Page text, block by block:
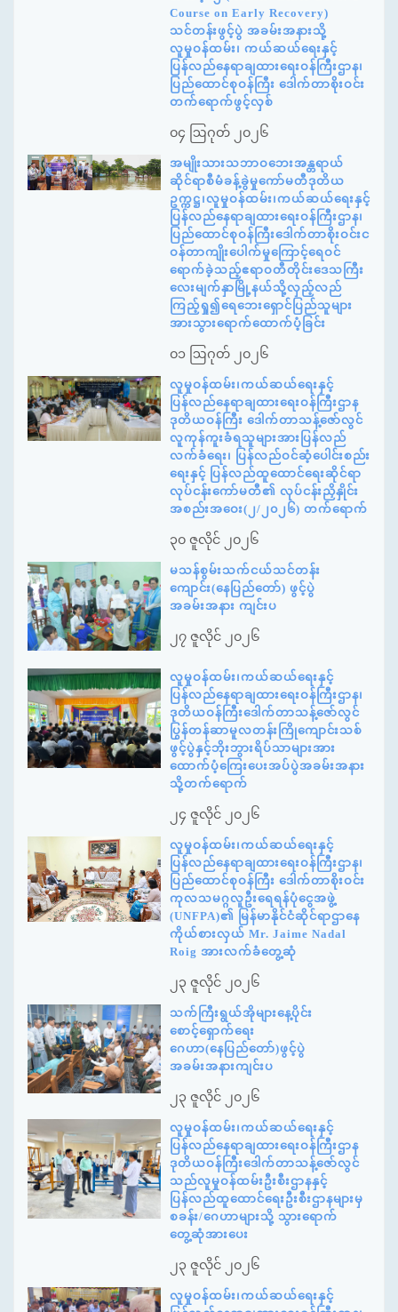
Course on Early Recovery)
သင်တန်းဖွင့်ပွဲ အခမ်းအနားသို့
လူမှုဝန်ထမ်း၊ ကယ်ဆယ်ရေးနှင့်
ပြန်လည်နေရာချထားရေးဝန်ကြီးဌာန၊
ပြည်ထောင်စုဝန်ကြီး ဒေါက်တာစိုးဝင်း
တက်ရောက်ဖွင့်လှစ်
၀၄ ဩဂုတ် ၂၀၂၆
အမျိုးသားသဘာဝဘေးအန္တရာယ်
ဆိုင်ရာစီမံခန့်ခွဲမှုကော်မတီဒုတိယ
ဥက္ကဋ္ဌ၊လူမှုဝန်ထမ်း၊ကယ်ဆယ်ရေးနှင့်
ပြန်လည်နေရာချထားရေးဝန်ကြီးဌာန၊
ပြည်ထောင်စုဝန်ကြီးဒေါက်တာစိုးဝင်းင
ဝန်တာကျိုးပေါက်မှုကြောင့်ရေဝင်
ရောက်ခဲ့သည့်ဧရာဝတီတိုင်းဒေသကြီး
လေးမျက်နှာမြို့နယ်သို့လှည့်လည်
ကြည့်ရှု၍ရေဘေးရှောင်ပြည်သူများ
အားသွားရောက်ထောက်ပံ့ခြင်း
၀၁ ဩဂုတ် ၂၀၂၆
လူမှုဝန်ထမ်း၊ကယ်ဆယ်ရေးနှင့်
ပြန်လည်နေရာချထားရေးဝန်ကြီးဌာန
ဒုတိယဝန်ကြီး ဒေါက်တာသန့်ဇော်လွင်
လူကုန်ကူးခံရသူများအားပြန်လည်
လက်ခံရေး၊ ပြန်လည်ဝင်ဆံ့ပေါင်းစည်း
ရေးနှင့် ပြန်လည်ထူထောင်ရေးဆိုင်ရာ
လုပ်ငန်းကော်မတီ၏ လုပ်ငန်းညှိနှိုင်း
အစည်းအဝေး(၂/၂၀၂၆) တက်ရောက်
၃၀ ဇူလိုင် ၂၀၂၆
မသန်စွမ်းသက်ငယ်သင်တန်း
ကျောင်း(နေပြည်တော်) ဖွင့်ပွဲ
အခမ်းအနား ကျင်းပ
၂၇ ဇူလိုင် ၂၀၂၆
လူမှုဝန်ထမ်း၊ကယ်ဆယ်ရေးနှင့်
ပြန်လည်နေရာချထားရေးဝန်ကြီးဌာန၊
ဒုတိယဝန်ကြီးဒေါက်တာသန့်ဇော်လွင်
ပြွန်တန်ဆာမူလတန်းကြိုကျောင်းသစ်
ဖွင့်ပွဲနှင့်ဘိုးဘွားရိပ်သာများအား
ထောက်ပံ့ကြေးပေးအပ်ပွဲအခမ်းအနား
သို့တက်ရောက်
၂၄ ဇူလိုင် ၂၀၂၆
လူမှုဝန်ထမ်း၊ကယ်ဆယ်ရေးနှင့်
ပြန်လည်နေရာချထားရေးဝန်ကြီးဌာန၊
ပြည်ထောင်စုဝန်ကြီး ဒေါက်တာစိုးဝင်း
ကုလသမဂ္ဂလူဦးရေရန်ပုံငွေအဖွဲ့
(UNFPA)၏ မြန်မာနိုင်ငံဆိုင်ရာဌာနေ
ကိုယ်စားလှယ် Mr. Jaime Nadal
Roig အားလက်ခံတွေ့ဆုံ
၂၃ ဇူလိုင် ၂၀၂၆
သက်ကြီးရွယ်အိုများနေ့ပိုင်း
စောင့်ရှောက်ရေး
ဂေဟာ(နေပြည်တော်)ဖွင့်ပွဲ
အခမ်းအနားကျင်းပ
၂၃ ဇူလိုင် ၂၀၂၆
လူမှုဝန်ထမ်း၊ကယ်ဆယ်ရေးနှင့်
ပြန်လည်နေရာချထားရေးဝန်ကြီးဌာန
ဒုတိယဝန်ကြီးဒေါက်တာသန့်ဇော်လွင်
သည်လူမှုဝန်ထမ်းဦးစီးဌာနနှင့်
ပြန်လည်ထူထောင်ရေးဦးစီးဌာနများမှ
စခန်း/ဂေဟာများသို့ သွားရောက်
တွေ့ဆုံအားပေး
၂၃ ဇူလိုင် ၂၀၂၆
လူမှုဝန်ထမ်း၊ကယ်ဆယ်ရေးနှင့်